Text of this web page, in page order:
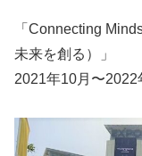
「Connecting
未来を創る）」
2021年10月〜